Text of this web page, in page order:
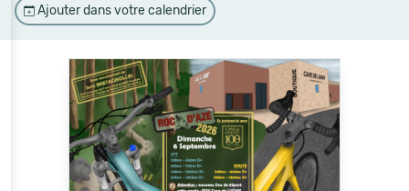
Ajouter dans votre calendrier